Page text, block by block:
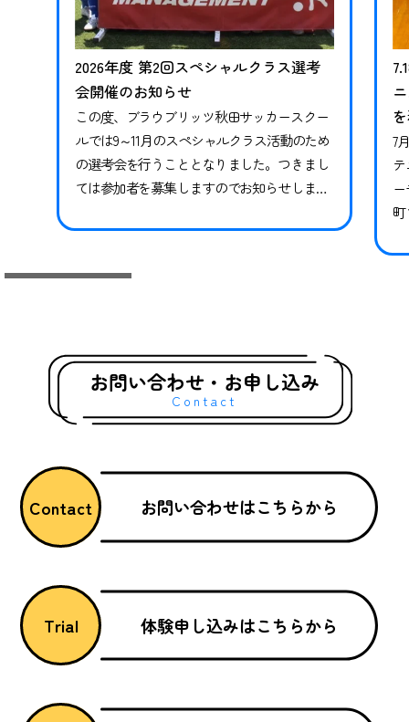
2026年度 第2回スペシャルクラス選考
会開催のお知らせ
この度、ブラウブリッツ秋田サッカースクー
ルでは9～11月のスペシャルクラス活動のため
の選考会を行うこととなりました。つきまし
ては参加者を募集しますのでお知らせしま
継続ではありませんので、必ずお申し込みな
参加いただけなかった場合、対象期間のトレ
7
っ
お問い合わせ・お申し込み
Contact
Contact お問い合わせはこちらから
Trial 体験申し込みはこちらから